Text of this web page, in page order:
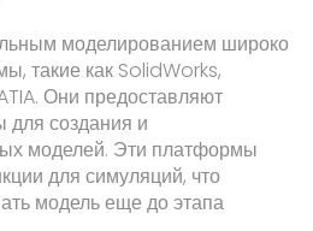
моделированием широко
такие как SolidWorks,
Они предоставляют
создания и
моделей. Эти платформы
для симуляций, что
модель еще до этапа